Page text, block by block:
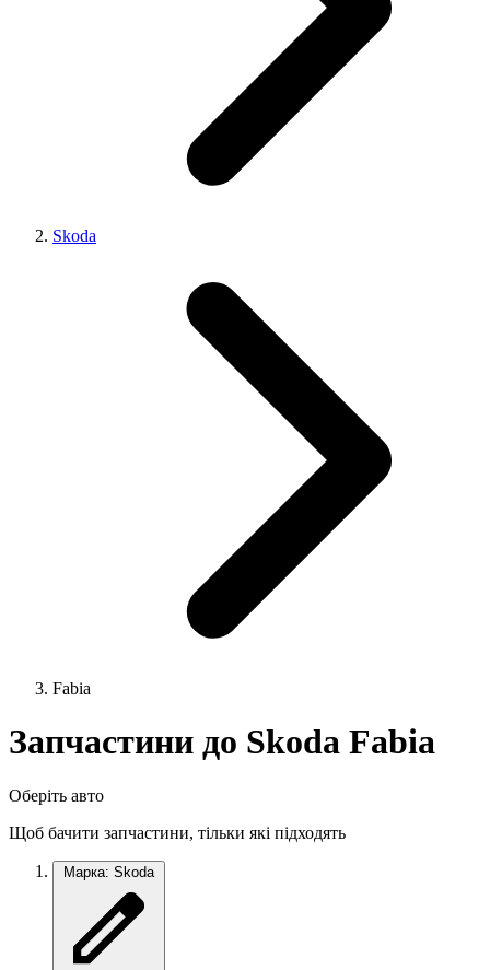
Skoda
Fabia
Запчастини до Skoda Fabia
Оберіть авто
Щоб бачити запчастини, тільки які підходять
Марка: Skoda